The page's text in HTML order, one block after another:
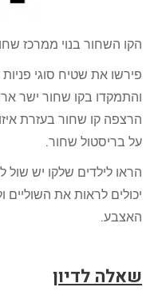
הקו השחור בנוי ממרכז
פירשו את שטיח סוגי
והתמקדו בקו שחור ישר
הרצפה קו שחור בעזרת
על בריסטול שחור.
הראו לילדים שלקו יש שול
יכולים לראות את השוליים
האצבע.
שאלה לדיון